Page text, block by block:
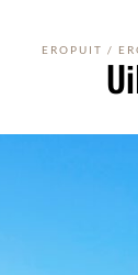
EROPUIT /